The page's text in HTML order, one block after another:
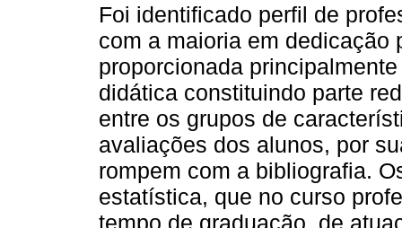
Foi identificado perfil de
com a maioria em dedicação
proporcionada
didática constituindo parte
entre os grupos de
avaliações dos alunos, por
rompem com a bibliografia.
estatística, que no curso
tempo de graduação, de